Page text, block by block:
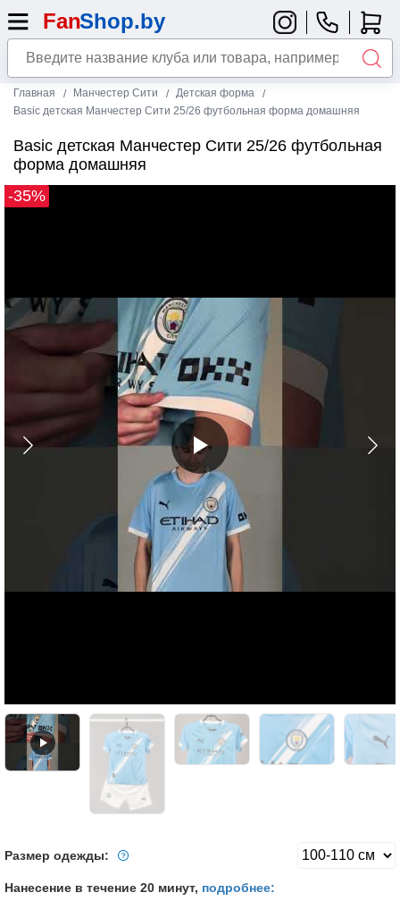
Главная Манчестер Сити
Детская форма
Basic детская Манчестер Сити 25/26 футбольная форма домашняя
Basic детская Манчестер Сити 25/26 футбольная
форма домашняя
-35%
Размер одежды:
Нанесение в течение 20 минут, подробнее: